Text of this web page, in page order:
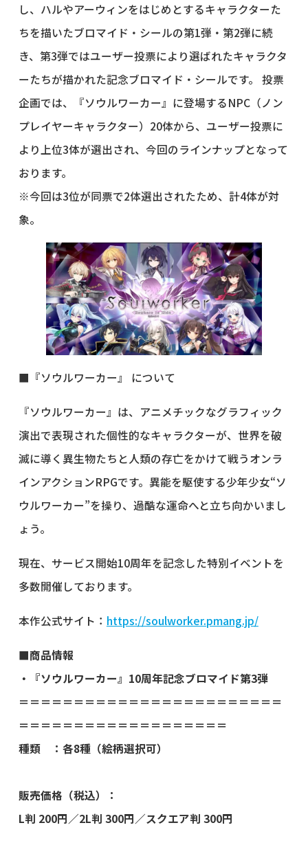
し、ハルやアーウィンをはじめとするキャラクターた
ちを描いたブロマイド・シールの第1弾・第2弾に続
き、第3弾ではユーザー投票により選ばれたキャラクタ
ーたちが描かれた記念ブロマイド・シールです。 投票
企画では、『ソウルワーカー』に登場するNPC（ノン
プレイヤーキャラクター）20体から、ユーザー投票に
より上位3体が選出され、今回のラインナップとなって
おります。
※今回は3位が同票で2体選出されたため、計4体が対
象。
■『ソウルワーカー』 について
『ソウルワーカー』は、アニメチックなグラフィック
演出で表現された個性的なキャラクターが、世界を破
滅に導く異生物たちと人類の存亡をかけて戦うオンラ
インアクションRPGです。異能を駆使する少年少女“ソ
ウルワーカー”を操り、過酷な運命へと立ち向かいまし
ょう。
現在、サービス開始10周年を記念した特別イベントを
多数開催しております。
本作公式サイト： https://soulworker.pmang.jp/
■商品情報
・『ソウルワーカー』10周年記念ブロマイド第3弾
＝＝＝＝＝＝＝＝＝＝＝＝＝＝＝＝＝＝＝＝＝＝＝＝
＝＝＝＝＝＝＝＝＝＝＝＝＝＝＝＝＝＝＝
種類 ：各8種（絵柄選択可）
販売価格（税込）：
L判 200円／2L判 300円／スクエア判 300円